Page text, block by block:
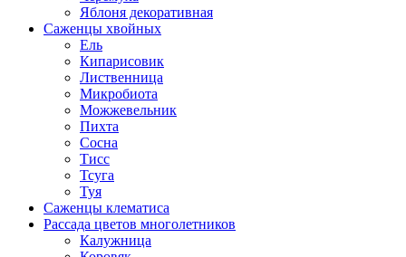
Яблоня декоративная
Саженцы хвойных
Ель
Кипарисовик
Лиственница
Микробиота
Можжевельник
Пихта
Сосна
Тисс
Тсуга
Туя
Саженцы клематиса
Рассада цветов многолетников
Калужница